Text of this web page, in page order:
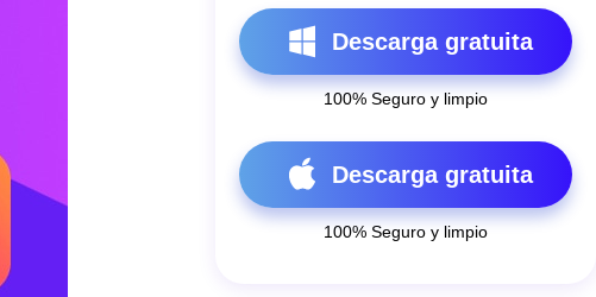
Descarga gratuita
100% Seguro y limpio
Descarga gratuita
100% Seguro y limpio